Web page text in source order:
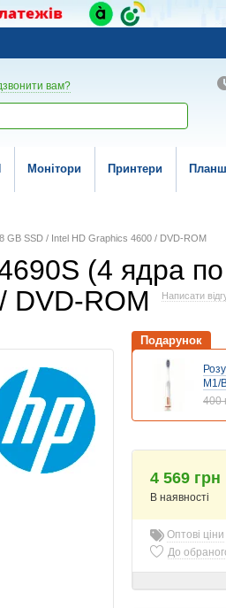
вам?
Монітори Принтери
GB SSD / Intel HD Graphics 4600 / DVD-ROM
(4 ядра
DVD-ROM
Написати
Подарунок
M1/
400
4 569 грн
В наявності
Оптові ціни
До